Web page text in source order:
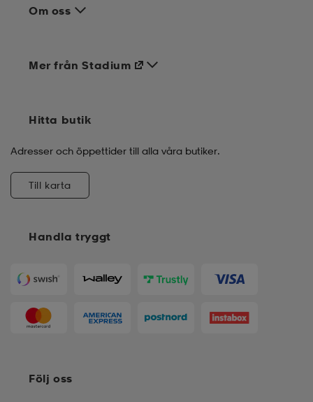
Om oss
Handla tryggt
Mer från Stadium
Hitta butik
Adresser och öppettider till alla våra butiker.
Till karta
Följ oss